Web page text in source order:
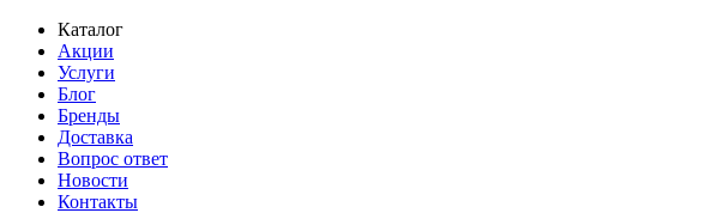
Каталог
Акции
Услуги
Блог
Бренды
Доставка
Вопрос ответ
Новости
Контакты